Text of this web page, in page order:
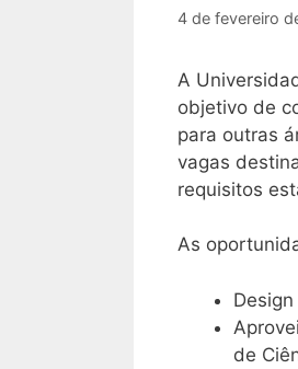
4 de fevereiro
A
objetivo de
para outras
vagas
requisitos
As
de